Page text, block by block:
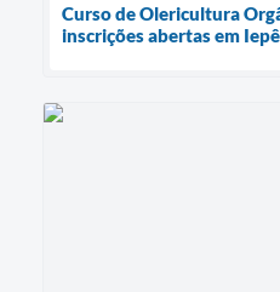
Curso de Olericultura
inscrições abertas em Iepê